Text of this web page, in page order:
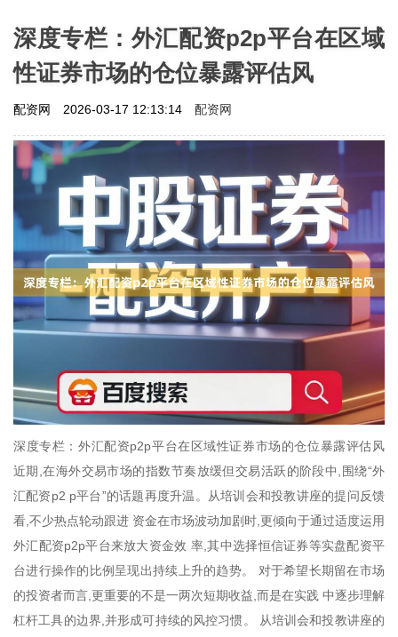
深度专栏：外汇配资p2p平台在区域
性证券市场的仓位暴露评估风
配资网 2026-03-17 12:13:14 配资网
深度专栏：外汇配资p2p平台在区域性证券市场的仓位暴露评估风
近期,在海外交易市场的指数节奏放缓但交易活跃的阶段中,围绕“外
汇配资p2 p平台”的话题再度升温。从培训会和投教讲座的提问反馈
看,不少热点轮动跟进 资金在市场波动加剧时,更倾向于通过适度运用
外汇配资p2p平台来放大资金效 率,其中选择恒信证券等实盘配资平
台进行操作的比例呈现出持续上升的趋势。 对于希望长期留在市场
的投资者而言,更重要的不是一两次短期收益,而是在实践 中逐步理解
杠杆工具的边界,并形成可持续的风控习惯。 从培训会和投教讲座的